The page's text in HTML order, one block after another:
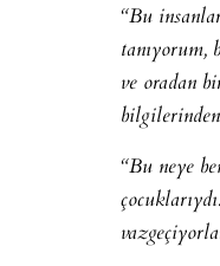
“Bu
tanıyorum,
ve oradan
“Bu neye